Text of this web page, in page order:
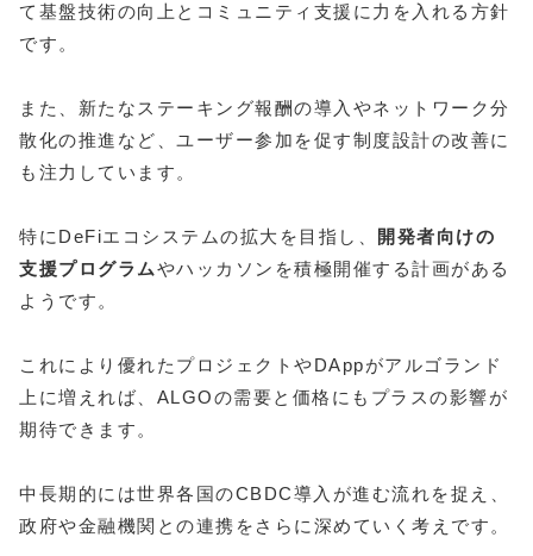
て基盤技術の向上とコミュニティ支援に力を入れる方針
です。
また、新たなステーキング報酬の導入やネットワーク分
散化の推進など、ユーザー参加を促す制度設計の改善に
も注力しています。
特にDeFiエコシステムの拡大を目指し、
開発者向けの
支援プログラムやハッカソンを積極開催する計画がある
ようです。
これにより優れたプロジェクトやDAppがアルゴランド
上に増えれば、ALGOの需要と価格にもプラスの影響が
期待できます。
中長期的には世界各国のCBDC導入が進む流れを捉え、
政府や金融機関との連携をさらに深めていく考えです。